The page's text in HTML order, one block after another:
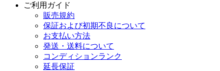
ご利用ガイド
販売規約
保証および初期不良について
お支払い方法
発送・送料について
コンディションランク
延長保証